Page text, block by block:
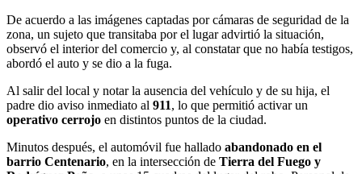
De acuerdo a las imágenes captadas por cámaras de seguridad de la
zona, un sujeto que transitaba por el lugar advirtió la situación,
observó el interior del comercio y, al constatar que no había testigos,
abordó el auto y se dio a la fuga.
Al salir del local y notar la ausencia del vehículo y de su hija, el
padre dio aviso inmediato al 911, lo que permitió activar un
operativo cerrojo en distintos puntos de la ciudad.
Minutos después, el automóvil fue hallado abandonado en el
barrio Centenario, en la intersección de Tierra del Fuego y